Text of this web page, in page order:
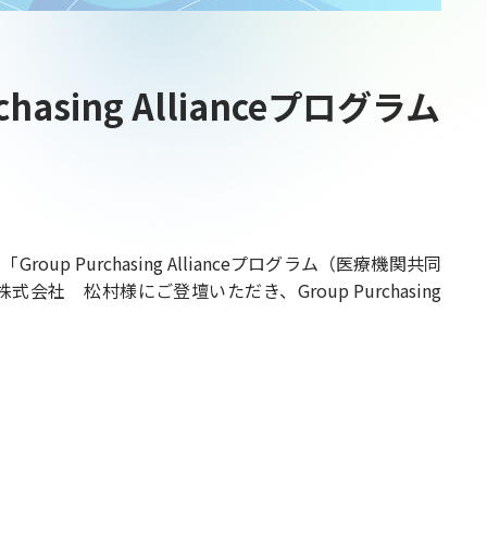
Allianceプログラム
Group Purchasing Allianceプログラム（医療機関共同
式会社 松村様にご登壇いただき、Group Purchasing